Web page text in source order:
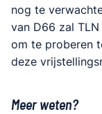
nog te
van D66 zal
om te proberen
deze
Meer weten?